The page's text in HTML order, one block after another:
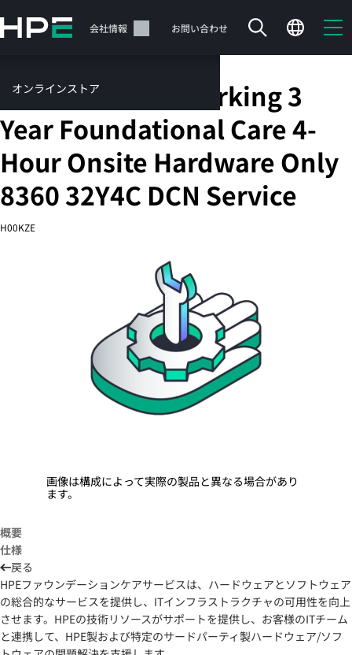
イ
テ
ン
に
キ
プ
サポート 会社情報 お問い合わせ
オンラインストア
お問い合わせ
今すぐ購入
HPE Aruba Networking 3
Year Foundational Care 4-
Hour Onsite Hardware Only
8360 32Y4C DCN Service
H00KZE
画像は構成によって実際の製品と異なる場合があり
ます。
概要
仕様
戻る
HPEファウンデーションケアサービスは、ハードウェアとソフトウェア
の総合的なサービスを提供し、ITインフラストラクチャの可用性を向上
させます。HPEの技術リソースがサポートを提供し、お客様のITチーム
と連携して、HPE製および特定のサードパーティ製ハードウェア/ソフ